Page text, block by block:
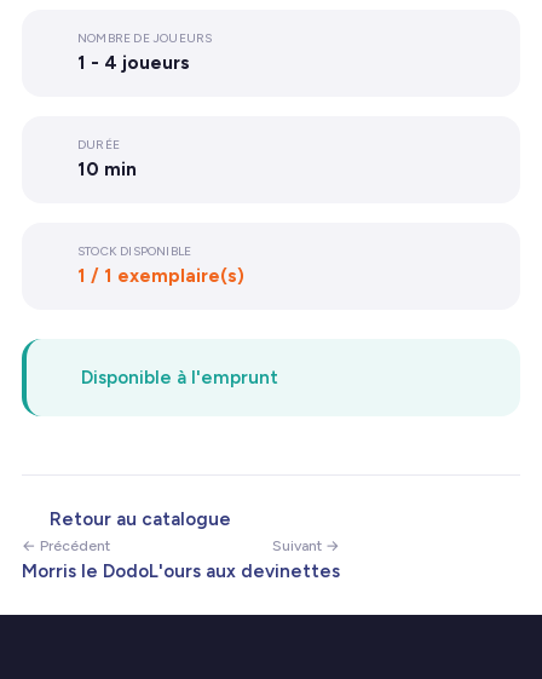
NOMBRE DE JOUEURS
1 - 4 joueurs
DURÉE
10 min
STOCK DISPONIBLE
1 / 1 exemplaire(s)
Disponible à l'emprunt
Retour au catalogue
← Précédent
Morris le Dodo
Suivant →
L'ours aux devinettes